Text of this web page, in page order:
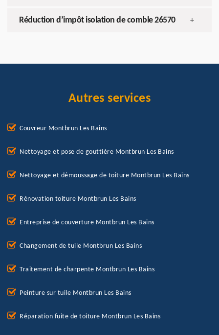
Réduction d’impôt isolation de comble 26570 +
Autres services
Couvreur Montbrun Les Bains
Nettoyage et pose de gouttière Montbrun Les Bains
Nettoyage et démoussage de toiture Montbrun Les Bains
Rénovation toiture Montbrun Les Bains
Entreprise de couverture Montbrun Les Bains
Changement de tuile Montbrun Les Bains
Traitement de charpente Montbrun Les Bains
Peinture sur tuile Montbrun Les Bains
Réparation fuite de toiture Montbrun Les Bains